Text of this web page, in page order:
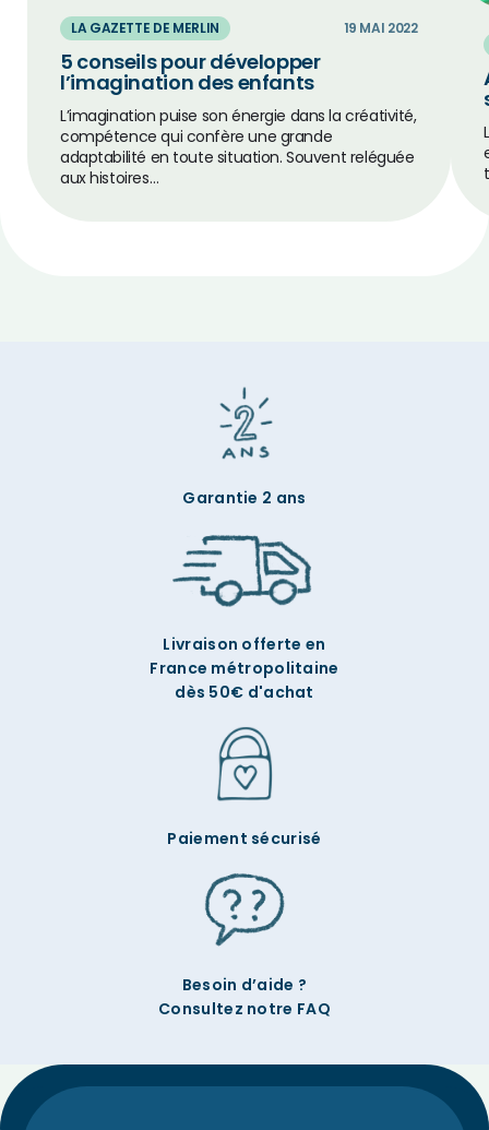
LA GAZETTE DE MERLIN 19 MAI 2022
5 conseils pour développer
l’imagination des enfants
L’imagination puise son énergie dans la créativité,
compétence qui confère une grande
adaptabilité en toute situation. Souvent reléguée
aux histoires…
Garantie 2 ans
Livraison offerte en
France métropolitaine
dès 50€ d'achat
Paiement sécurisé
Besoin d’aide ?
Consultez notre FAQ